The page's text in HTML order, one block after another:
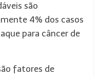
são
4% dos casos
para câncer de
fatores de